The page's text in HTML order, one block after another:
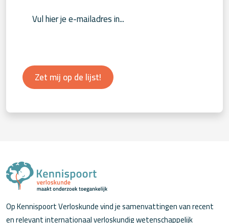
Zet mij op de lijst!
Op Kennispoort Verloskunde vind je samenvattingen van recent
en relevant internationaal verloskundig wetenschappelijk